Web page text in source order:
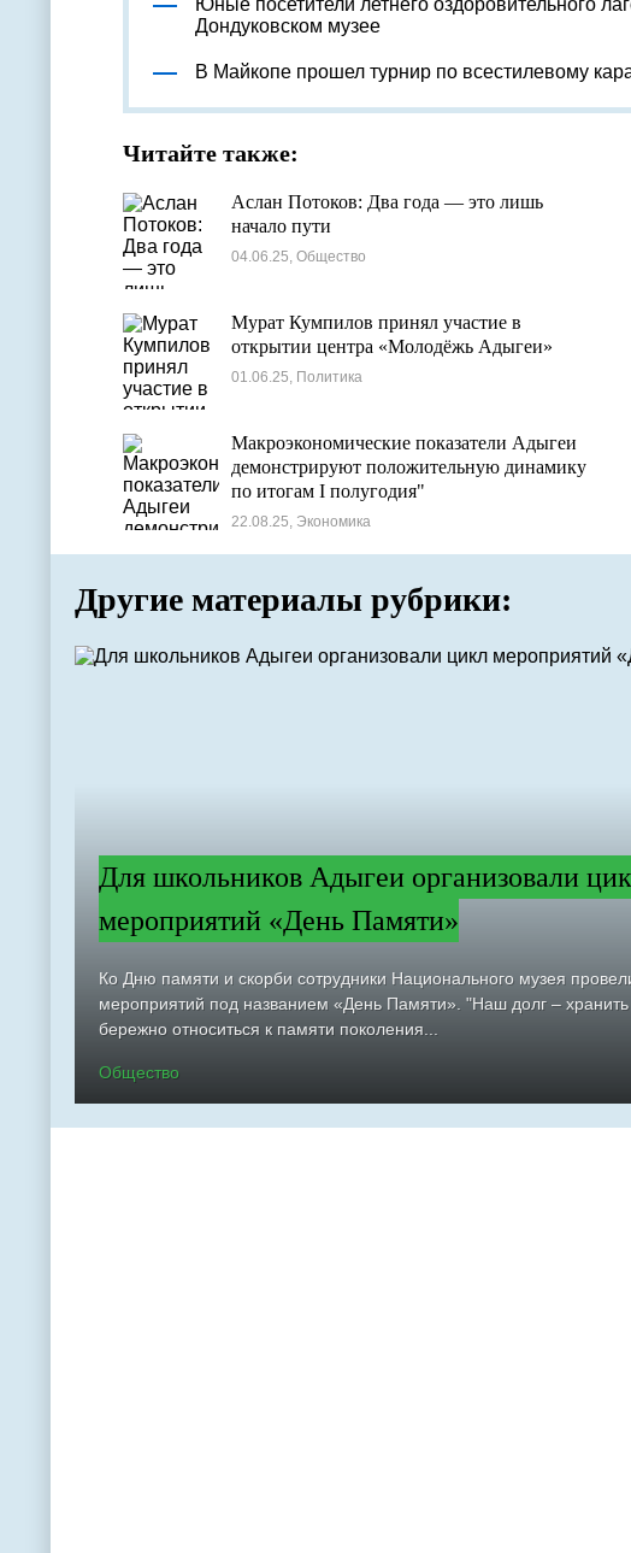
Юные посетители летнего оздоровительного
Дондуковском музее
В Майкопе прошел турнир по всестилевому
Читайте также:
Аслан Потоков: Два года — это лишь
начало пути
04.06.25, Общество
Мурат Кумпилов принял участие в
открытии центра «Молодёжь Адыгеи»
01.06.25, Политика
Макроэкономические показатели Адыгеи
демонстрируют положительную динамику
по итогам I полугодия"
22.08.25, Экономика
Другие материалы рубрики:
Для школьников Адыгеи организовали
мероприятий «День Памяти»
Ко Дню памяти и скорби сотрудники Национального музея
мероприятий под названием «День Памяти». "Наш долг – хранить
бережно относиться к памяти поколения...
Общество